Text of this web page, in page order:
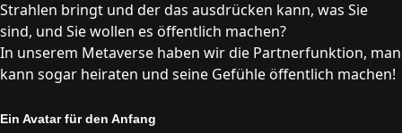
Strahlen bringt und der das ausdrücken kann, was Sie
sind, und Sie wollen es öffentlich machen?
In unserem Metaverse haben wir die Partnerfunktion, man
kann sogar heiraten und seine Gefühle öffentlich machen!
Ein Avatar für den Anfang